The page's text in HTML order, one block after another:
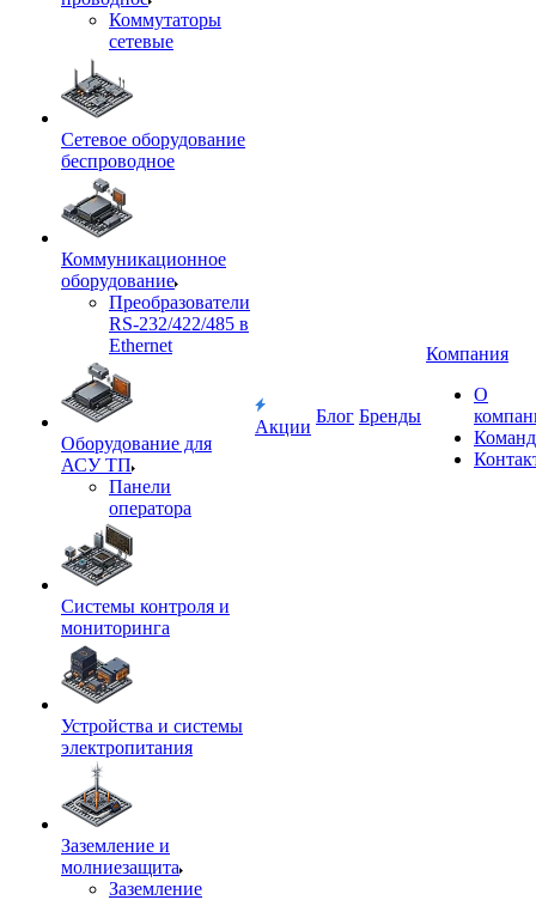
Коммутаторы
сетевые
Сетевое оборудование
беспроводное
Коммуникационное
оборудование
Преобразователи
RS-232/422/485 в
Ethernet
Оборудование для
АСУ ТП
Панели
оператора
Системы контроля и
мониторинга
Устройства и системы
электропитания
Заземление и
молниезащита
Заземление
Акции
Блог Бренды
Компания
О